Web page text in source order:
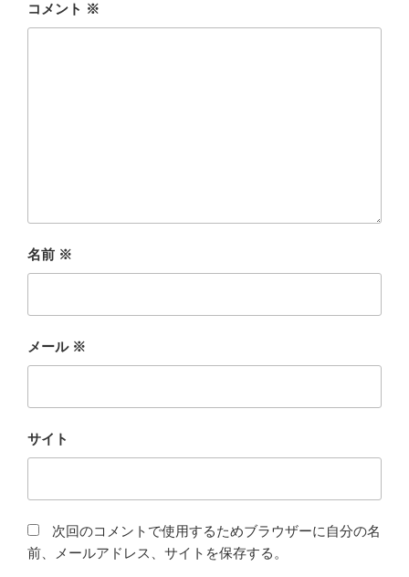
コメント ※
名前 ※
メール ※
サイト
次回のコメントで使用するためブラウザーに自分の名
前、メールアドレス、サイトを保存する。